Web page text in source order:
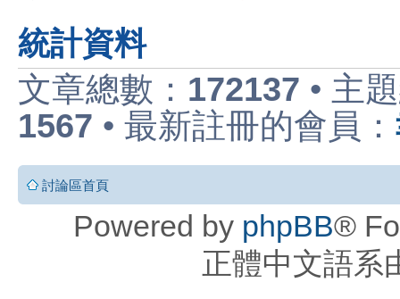
統計資料
文章總數： 172137 • 主
1567 • 最新註冊的會員：
討論區首頁
Powered by phpBB®
正體中文語系